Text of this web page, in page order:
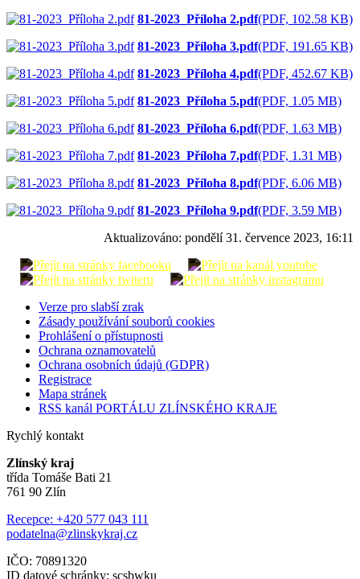
81-2023_Příloha 2.pdf(PDF, 102.58 KB)
81-2023_Příloha 3.pdf(PDF, 191.65 KB)
81-2023_Příloha 4.pdf(PDF, 452.67 KB)
81-2023_Příloha 5.pdf(PDF, 1.05 MB)
81-2023_Příloha 6.pdf(PDF, 1.63 MB)
81-2023_Příloha 7.pdf(PDF, 1.31 MB)
81-2023_Příloha 8.pdf(PDF, 6.06 MB)
81-2023_Příloha 9.pdf(PDF, 3.59 MB)
Aktualizováno: pondělí 31. července 2023, 16:11
Verze pro slabší zrak
Zásady používání souborů cookies
Prohlášení o přístupnosti
Ochrana oznamovatelů
Ochrana osobních údajů (GDPR)
Registrace
Mapa stránek
RSS kanál PORTÁLU ZLÍNSKÉHO KRAJE
Rychlý kontakt
Zlínský kraj
třída Tomáše Bati 21
761 90 Zlín
Recepce: +420 577 043 111
podatelna@zlinskykraj.cz
IČO: 70891320
ID datové schránky: scsbwku